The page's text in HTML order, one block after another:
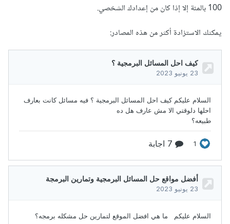
100 بالمئة إلا إذا كان من إعدادك الشخصي.
يمكنك الاستزادة أكثر من هذه المصادر: